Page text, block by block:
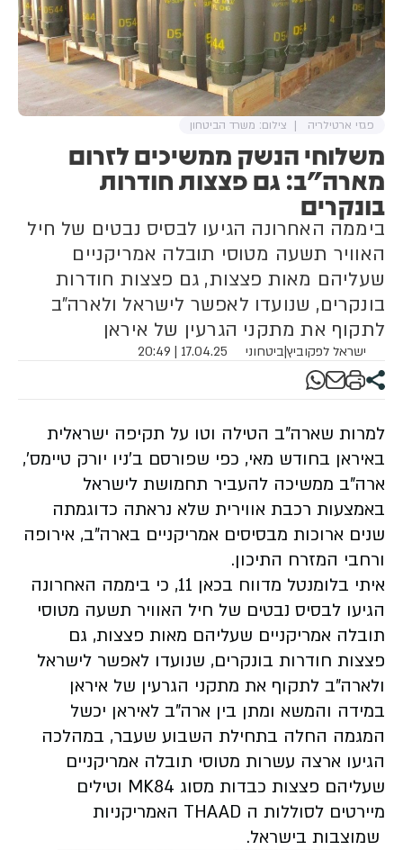
משלוחי הנשק ממשיכים לזרום
מארה"ב: גם פצצות חודרות
בונקרים
ביממה האחרונה הגיעו לבסיס נבטים של חיל
האוויר תשעה מטוסי תובלה אמריקניים
שעליהם מאות פצצות, גם פצצות חודרות
בונקרים, שנועדו לאפשר לישראל ולארה"ב
לתקוף את מתקני הגרעין של איראן
ישראל לפקוביץ|ביטחוני 17.04.25 | 20:49
פגזי ארטילריה צילום: משרד הביטחון
למרות שארה"ב הטילה וטו על תקיפה ישראלית
באיראן בחודש מאי, כפי שפורסם ב'ניו יורק טיימס',
ארה"ב ממשיכה להעביר תחמושת לישראל
באמצעות רכבת אווירית שלא נראתה כדוגמתה
שנים ארוכות מבסיסים אמריקניים בארה"ב, אירופה
ורחבי המזרח התיכון.
איתי בלומנטל מדווח בכאן 11, כי ביממה האחרונה
הגיעו לבסיס נבטים של חיל האוויר תשעה מטוסי
תובלה אמריקניים שעליהם מאות פצצות, גם
פצצות חודרות בונקרים, שנועדו לאפשר לישראל
ולארה"ב לתקוף את מתקני הגרעין של איראן
במידה והמשא ומתן בין ארה"ב לאיראן יכשל
המגמה החלה בתחילת השבוע שעבר, במהלכה
הגיעו ארצה עשרות מטוסי תובלה אמריקניים
שעליהם פצצות כבדות מסוג MK84 וטילים
מיירטים לסוללות ה THAAD האמריקניות
שמוצבות בישראל.